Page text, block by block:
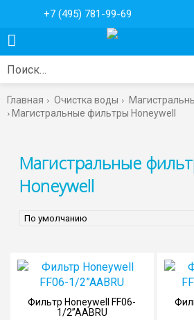
+7 (495) 781-99-69
Поиск…
Главная Очистка воды
Магистральные фильтры Honeywell
Магистральные
Honeywell
Фильтр Honeywell FF06-
1/2”AABRU